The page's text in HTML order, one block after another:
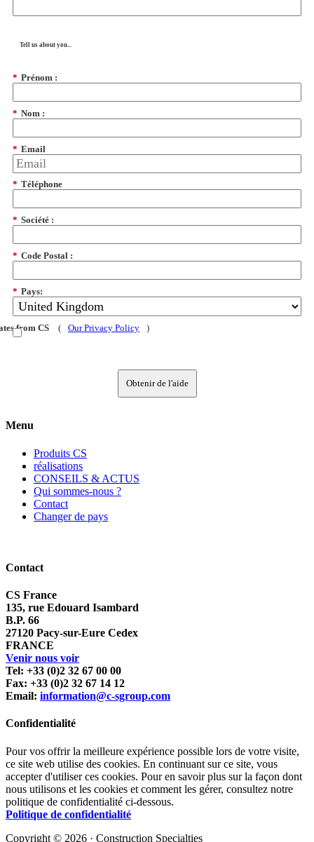
Tell us about you...
* Prénom :
* Nom :
* Email
* Téléphone
* Société :
* Code Postal :
* Pays:
from CS ( Our Privacy Policy )
Obtenir de l'aide
Menu
Produits CS
réalisations
CONSEILS & ACTUS
Qui sommes-nous ?
Contact
Changer de pays
Contact
CS France
135, rue Edouard Isambard
B.P. 66
27120 Pacy-sur-Eure Cedex
FRANCE
Venir nous voir
Tel: +33 (0)2 32 67 00 00
Fax: +33 (0)2 32 67 14 12
Email: information@c-sgroup.com
Confidentialité
Pour vos offrir la meilleure expérience possible lors de votre visite,
ce site web utilise des cookies. En continuant sur ce site, vous
accepter d'utiliser ces cookies. Pour en savoir plus sur la façon dont
nous utilisons et les cookies et comment les gérer, consultez notre
politique de confidentialité ci-dessous.
Politique de confidentialité
Copyright © 2026 · Construction Specialties